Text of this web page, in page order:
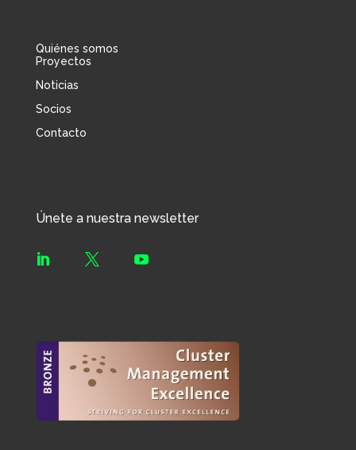
Quiénes somos
Proyectos
Noticias
Socios
Contacto
Únete a nuestra newsletter
  